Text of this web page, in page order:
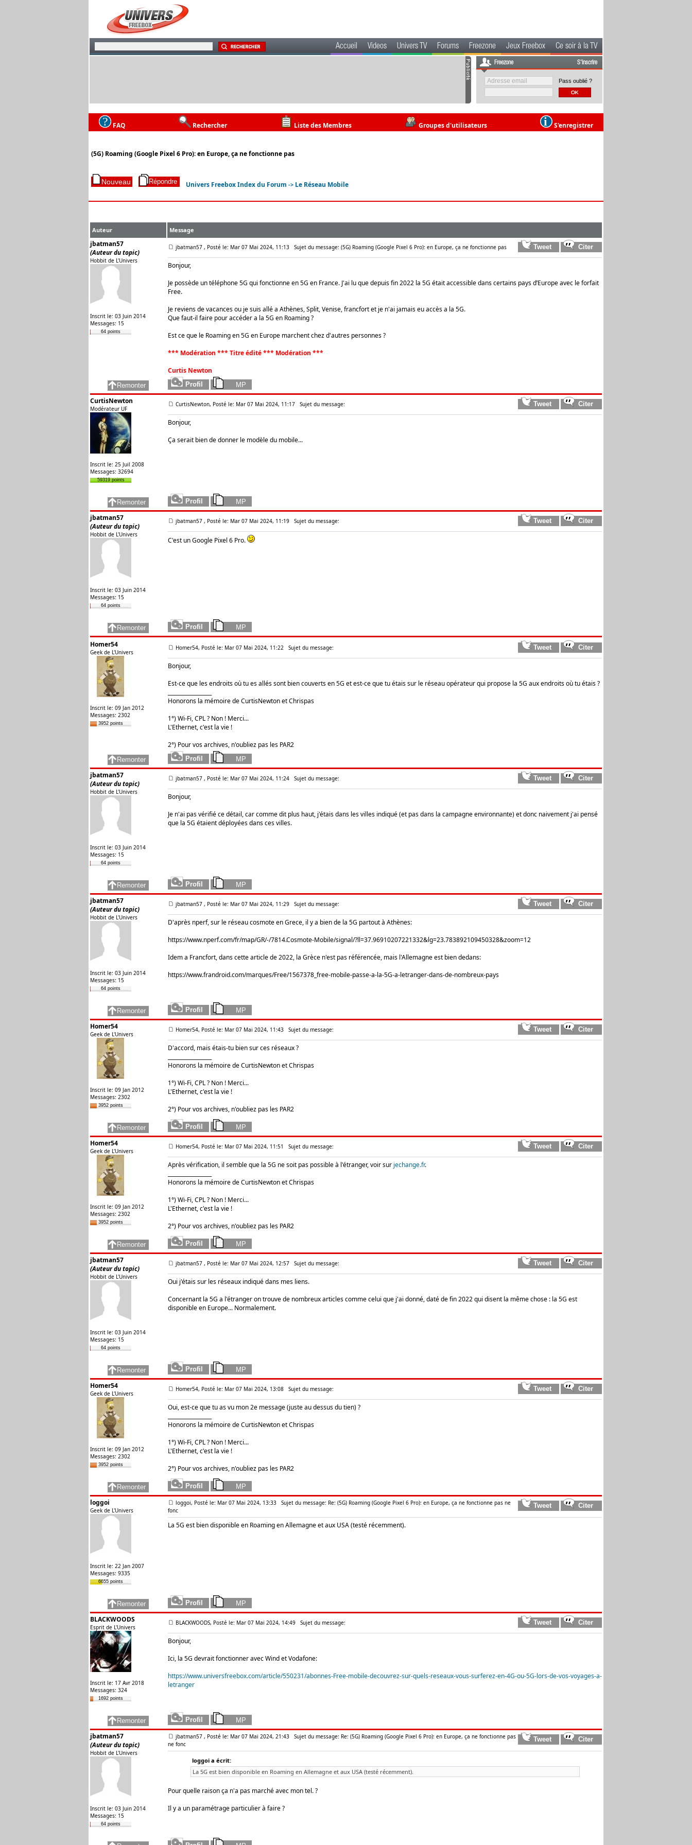
Accueil Videos Univers TV Forums Freezone Jeux Freebox Ce soir à la TV
Freezone S'inscrire
Pass oublié ?
FAQ Rechercher Liste des Membres Groupes d'utilisateurs S'enregistrer
(5G) Roaming (Google Pixel 6 Pro): en Europe, ça ne fonctionne pas
Univers Freebox Index du Forum -> Le Réseau Mobile
Auteur Message
jbatman57
(Auteur du topic)
Hobbit de L'Univers
Inscrit le: 03 Juin 2014
Messages: 15
64 points
jbatman57 , Posté le: Mar 07 Mai 2024, 11:13 Sujet du message: (5G) Roaming (Google Pixel 6 Pro): en Europe, ça ne fonctionne pas
Bonjour,
Je possède un téléphone 5G qui fonctionne en 5G en France. J'ai lu que depuis fin 2022 la 5G était accessible dans certains pays d’Europe avec le forfait
Free.
Je reviens de vacances ou je suis allé a Athènes, Split, Venise, francfort et je n'ai jamais eu accès a la 5G.
Que faut-il faire pour accéder a la 5G en Roaming ?
Est ce que le Roaming en 5G en Europe marchent chez d'autres personnes ?
*** Modération *** Titre édité *** Modération ***
Curtis Newton
CurtisNewton
Modérateur UF
Inscrit le: 25 Juil 2008
Messages: 32694
59319 points
CurtisNewton, Posté le: Mar 07 Mai 2024, 11:17 Sujet du message:
Bonjour,
Ça serait bien de donner le modèle du mobile...
jbatman57
(Auteur du topic)
Hobbit de L'Univers
Inscrit le: 03 Juin 2014
Messages: 15
64 points
jbatman57 , Posté le: Mar 07 Mai 2024, 11:19 Sujet du message:
C'est un Google Pixel 6 Pro.
Homer54
Geek de L'Univers
Inscrit le: 09 Jan 2012
Messages: 2302
3952 points
Homer54, Posté le: Mar 07 Mai 2024, 11:22 Sujet du message:
Bonjour,
Est-ce que les endroits où tu es allés sont bien couverts en 5G et est-ce que tu étais sur le réseau opérateur qui propose la 5G aux endroits où tu étais ?
Honorons la mémoire de CurtisNewton et Chrispas
1°) Wi-Fi, CPL ? Non ! Merci...
L'Ethernet, c'est la vie !
2°) Pour vos archives, n'oubliez pas les PAR2
jbatman57
(Auteur du topic)
Hobbit de L'Univers
Inscrit le: 03 Juin 2014
Messages: 15
64 points
jbatman57 , Posté le: Mar 07 Mai 2024, 11:24 Sujet du message:
Bonjour,
Je n'ai pas vérifié ce détail, car comme dit plus haut, j'étais dans les villes indiqué (et pas dans la campagne environnante) et donc naivement j'ai pensé
que la 5G étaient déployées dans ces villes.
jbatman57
(Auteur du topic)
Hobbit de L'Univers
Inscrit le: 03 Juin 2014
Messages: 15
64 points
jbatman57 , Posté le: Mar 07 Mai 2024, 11:29 Sujet du message:
D'après nperf, sur le réseau cosmote en Grece, il y a bien de la 5G partout à Athènes:
https://www.nperf.com/fr/map/GR/-/7814.Cosmote-Mobile/signal/?ll=37.96910207221332&lg=23.783892109450328&zoom=12
Idem a Francfort, dans cette article de 2022, la Grèce n'est pas référencée, mais l'Allemagne est bien dedans:
https://www.frandroid.com/marques/Free/1567378_free-mobile-passe-a-la-5G-a-letranger-dans-de-nombreux-pays
Homer54
Geek de L'Univers
Inscrit le: 09 Jan 2012
Messages: 2302
3952 points
Homer54, Posté le: Mar 07 Mai 2024, 11:43 Sujet du message:
D'accord, mais étais-tu bien sur ces réseaux ?
Honorons la mémoire de CurtisNewton et Chrispas
1°) Wi-Fi, CPL ? Non ! Merci...
L'Ethernet, c'est la vie !
2°) Pour vos archives, n'oubliez pas les PAR2
Homer54
Geek de L'Univers
Inscrit le: 09 Jan 2012
Messages: 2302
3952 points
Homer54, Posté le: Mar 07 Mai 2024, 11:51 Sujet du message:
Après vérification, il semble que la 5G ne soit pas possible à l'étranger, voir sur jechange.fr.
Honorons la mémoire de CurtisNewton et Chrispas
1°) Wi-Fi, CPL ? Non ! Merci...
L'Ethernet, c'est la vie !
2°) Pour vos archives, n'oubliez pas les PAR2
jbatman57
(Auteur du topic)
Hobbit de L'Univers
Inscrit le: 03 Juin 2014
Messages: 15
64 points
jbatman57 , Posté le: Mar 07 Mai 2024, 12:57 Sujet du message:
Oui j'étais sur les réseaux indiqué dans mes liens.
Concernant la 5G a l'étranger on trouve de nombreux articles comme celui que j'ai donné, daté de fin 2022 qui disent la même chose : la 5G est
disponible en Europe... Normalement.
Homer54
Geek de L'Univers
Inscrit le: 09 Jan 2012
Messages: 2302
3952 points
Homer54, Posté le: Mar 07 Mai 2024, 13:08 Sujet du message:
Oui, est-ce que tu as vu mon 2e message (juste au dessus du tien) ?
Honorons la mémoire de CurtisNewton et Chrispas
1°) Wi-Fi, CPL ? Non ! Merci...
L'Ethernet, c'est la vie !
2°) Pour vos archives, n'oubliez pas les PAR2
loggoi
Geek de L'Univers
Inscrit le: 22 Jan 2007
Messages: 9335
6655 points
loggoi, Posté le: Mar 07 Mai 2024, 13:33 Sujet du message: Re: (5G) Roaming (Google Pixel 6 Pro): en Europe, ça ne fonctionne pas ne
fonc
La 5G est bien disponible en Roaming en Allemagne et aux USA (testé récemment).
BLACKWOODS
Esprit de L'Univers
Inscrit le: 17 Avr 2018
Messages: 324
1692 points
BLACKWOODS, Posté le: Mar 07 Mai 2024, 14:49 Sujet du message:
Bonjour,
Ici, la 5G devrait fonctionner avec Wind et Vodafone:
https://www.universfreebox.com/article/550231/abonnes-Free-mobile-decouvrez-sur-quels-reseaux-vous-surferez-en-4G-ou-5G-lors-de-vos-voyages-a-
letranger
jbatman57
(Auteur du topic)
Hobbit de L'Univers
Inscrit le: 03 Juin 2014
Messages: 15
64 points
jbatman57 , Posté le: Mar 07 Mai 2024, 21:43 Sujet du message: Re: (5G) Roaming (Google Pixel 6 Pro): en Europe, ça ne fonctionne pas
ne fonc
loggoi a écrit:
La 5G est bien disponible en Roaming en Allemagne et aux USA (testé récemment).
Pour quelle raison ça n'a pas marché avec mon tel. ?
Il y a un paramétrage particulier à faire ?